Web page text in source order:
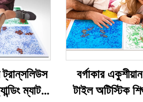
ম্যাট
বর্গাকার
টাইল অটিস্টিক